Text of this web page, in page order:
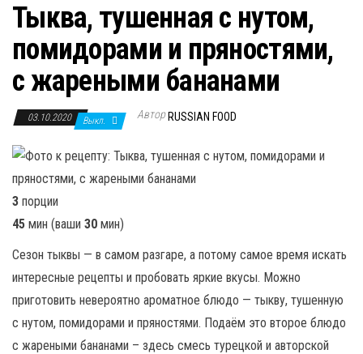
Тыква, тушенная с нутом,
помидорами и пряностями,
с жареными бананами
03.10.2020 Выкл. Автор RUSSIAN FOOD
3 порции
45 мин (ваши 30 мин)
Сезон тыквы — в самом разгаре, а потому самое время искать
интересные рецепты и пробовать яркие вкусы. Можно
приготовить невероятно ароматное блюдо — тыкву, тушенную
с нутом, помидорами и пряностями. Подаём это второе блюдо
с жареными бананами – здесь смесь турецкой и авторской